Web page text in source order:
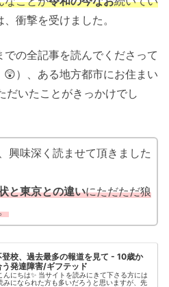
、衝撃を受けました。
の全記事を読んでくださって
）、ある地方都市にお住まい
だいたことがきっかけでし
興味深く読ませて頂きました
と東京との違いにただただ狼
登校、過去最多の報道を見て - 10歳か
う発達障害/ギフテッド
んにちは✨ 当サイトを読みにきて下さる方には
みになられた方も多いだろうと思いますが、先